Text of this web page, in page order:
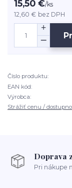
15,50 €/ks
12,60 € bez DPH
Číslo produktu:
EAN kód:
Výrobca:
Strážiť cenu /
Doprava
Pri nákupe